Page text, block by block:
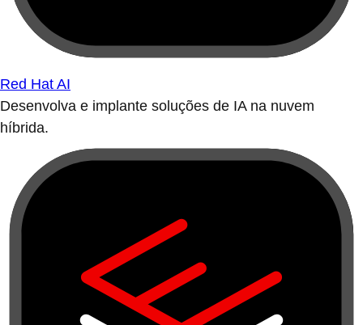
Red Hat AI
Desenvolva e implante soluções de IA na nuvem
híbrida.